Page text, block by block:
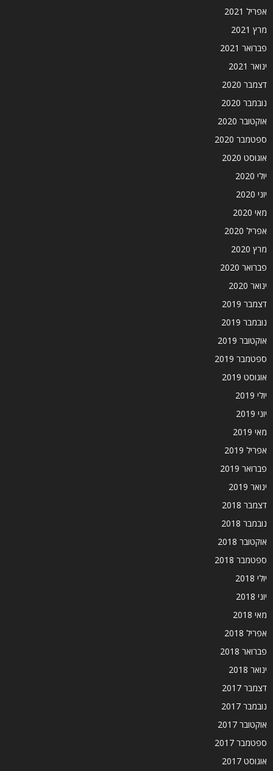
אפריל 2021
מרץ 2021
פברואר 2021
ינואר 2021
דצמבר 2020
נובמבר 2020
אוקטובר 2020
ספטמבר 2020
אוגוסט 2020
יולי 2020
יוני 2020
מאי 2020
אפריל 2020
מרץ 2020
פברואר 2020
ינואר 2020
דצמבר 2019
נובמבר 2019
אוקטובר 2019
ספטמבר 2019
אוגוסט 2019
יולי 2019
יוני 2019
מאי 2019
אפריל 2019
פברואר 2019
ינואר 2019
דצמבר 2018
נובמבר 2018
אוקטובר 2018
ספטמבר 2018
יולי 2018
יוני 2018
מאי 2018
אפריל 2018
פברואר 2018
ינואר 2018
דצמבר 2017
נובמבר 2017
אוקטובר 2017
ספטמבר 2017
אוגוסט 2017